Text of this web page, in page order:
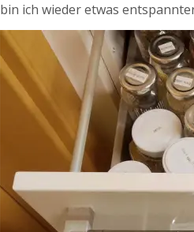
bin ich wieder etwas